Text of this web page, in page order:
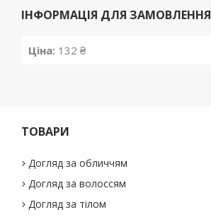
ІНФОРМАЦІЯ ДЛЯ ЗАМОВЛЕННЯ
Ціна: 132 ₴
ТОВАРИ
Догляд за обличчям
Догляд за волоссям
Догляд за тілом